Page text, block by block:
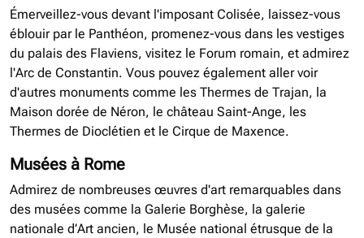
Émerveillez-vous devant l'imposant Colisée, laissez-vous
éblouir par le Panthéon, promenez-vous dans les vestiges
du palais des Flaviens, visitez le Forum romain, et admirez
l'Arc de Constantin. Vous pouvez également aller voir
d'autres monuments comme les Thermes de Trajan, la
Maison dorée de Néron, le château Saint-Ange, les
Thermes de Dioclétien et le Cirque de Maxence.
Musées à Rome
Admirez de nombreuses œuvres d'art remarquables dans
des musées comme la Galerie Borghèse, la galerie
nationale d’Art ancien, le Musée national étrusque de la